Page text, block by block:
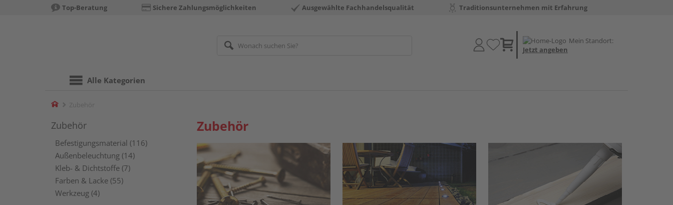
Top-Beratung Sichere Zahlungsmöglichkeiten Ausgewählte Fachhandelsqualität Traditionsunternehmen mit Erfahrung
Mein Standort:
Jetzt angeben
Alle Kategorien
Home
Zubehör
Befestigungsmaterial (116)
Außenbeleuchtung (14)
Kleb- & Dichtstoffe (7)
Farben & Lacke (55)
Werkzeug (4)
Zubehör